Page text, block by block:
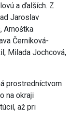
a ďalších. Z
Jaroslav
Arnoštka
Černíková-
Milada Jochcová,
prostredníctvom
na okraji
až pri